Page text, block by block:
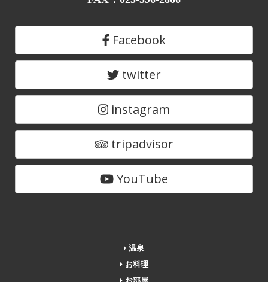
Facebook
twitter
instagram
tripadvisor
YouTube
温泉
お料理